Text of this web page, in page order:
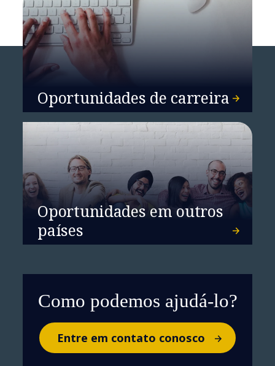
NTT DATA é reconhecida como
Market Shaper no Gartner®
Emerging Market Quadrant for
Physical AI Services —
Established Vendors
Oportunidades de carreira
Oportunidades em outros
países
Como podemos ajudá-lo?
Entre em contato conosco